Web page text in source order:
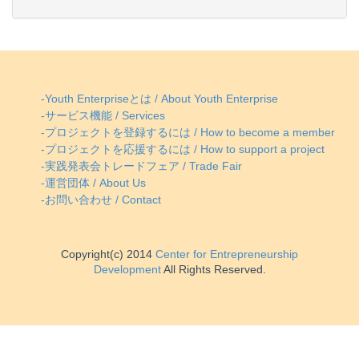
-Youth Enterpriseとは / About Youth Enterprise
-サービス機能 / Services
-プロジェクトを登録するには / How to become a member
-プロジェクトを応援するには / How to support a project
-実践発表会トレードフェア / Trade Fair
-運営団体 / About Us
-お問い合わせ / Contact
Copyright(c) 2014 Center for Entrepreneurship
DevelopmentAll Rights Reserved.